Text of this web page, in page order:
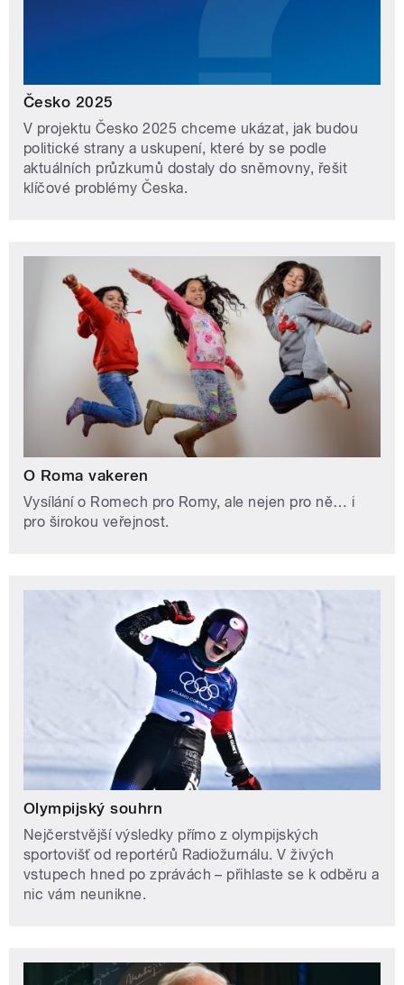
Česko 2025
V projektu Česko 2025 chceme ukázat, jak budou
politické strany a uskupení, které by se podle
aktuálních průzkumů dostaly do sněmovny, řešit
klíčové problémy Česka.
O Roma vakeren
Vysílání o Romech pro Romy, ale nejen pro ně… i
pro širokou veřejnost.
Olympijský souhrn
Nejčerstvější výsledky přímo z olympijských
sportovišť od reportérů Radiožurnálu. V živých
vstupech hned po zprávách – přihlaste se k odběru a
nic vám neunikne.